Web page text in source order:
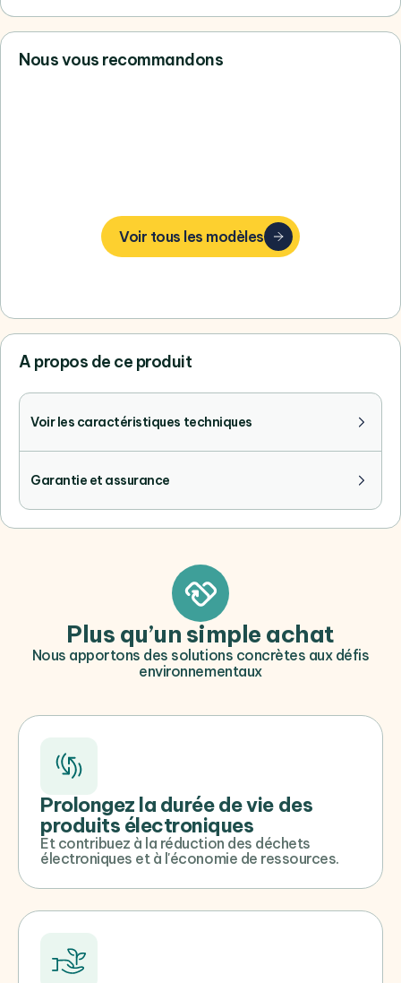
Nous vous recommandons
Voir tous les modèles
A propos de ce produit
Voir les caractéristiques techniques
Garantie et assurance
Plus qu’un simple achat
Nous apportons des solutions concrètes aux défis
environnementaux
Prolongez la durée de vie des
produits électroniques
Et contribuez à la réduction des déchets
électroniques et à l'économie de ressources.